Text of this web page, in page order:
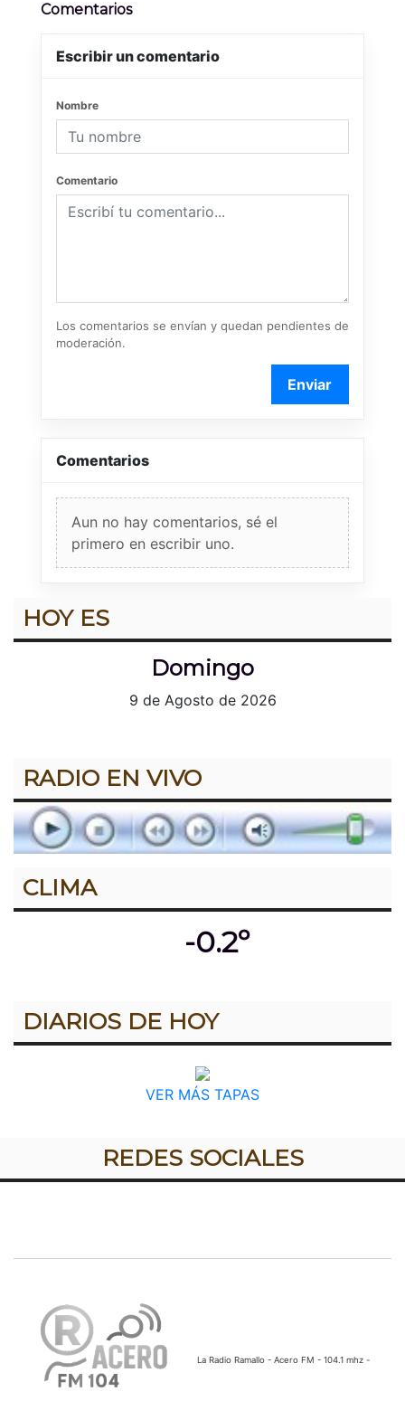
Comentarios
Escribir un comentario
Nombre
Comentario
Los comentarios se envían y quedan pendientes de
moderación.
Enviar
Comentarios
Aun no hay comentarios, sé el
primero en escribir uno.
HOY ES
Domingo
9 de Agosto de 2026
RADIO EN VIVO
CLIMA
-0.2º
DIARIOS DE HOY
VER MÁS TAPAS
REDES SOCIALES
La Radio Ramallo - Acero FM - 104.1 mhz -